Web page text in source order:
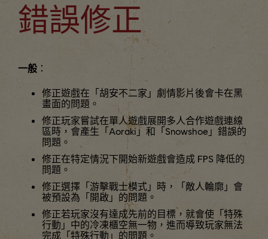
錯誤修正
一般 ：
修正遊戲在「胡安不二家」劇情影片後會卡在黑
畫面的問題。
修正玩家嘗試在單人遊戲展開多人合作遊戲連線
區時，會產生「Aoraki」和「Snowshoe」錯誤的
問題。
修正在特定情況下開始新遊戲會造成 FPS 降低的
問題。
修正選擇「游擊戰士模式」時，「敵人輪廓」會
被預設為「開啟」的問題。
修正若玩家沒有達成先前的目標，就會使「特殊
行動」中的冷凍櫃空無一物，進而導致玩家無法
完成「特殊行動」的問題。